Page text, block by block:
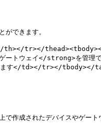
ができます。
tr></
トウェイ</strong>を管
きます</td></tr></tbody></
作成されたデバイスやゲート